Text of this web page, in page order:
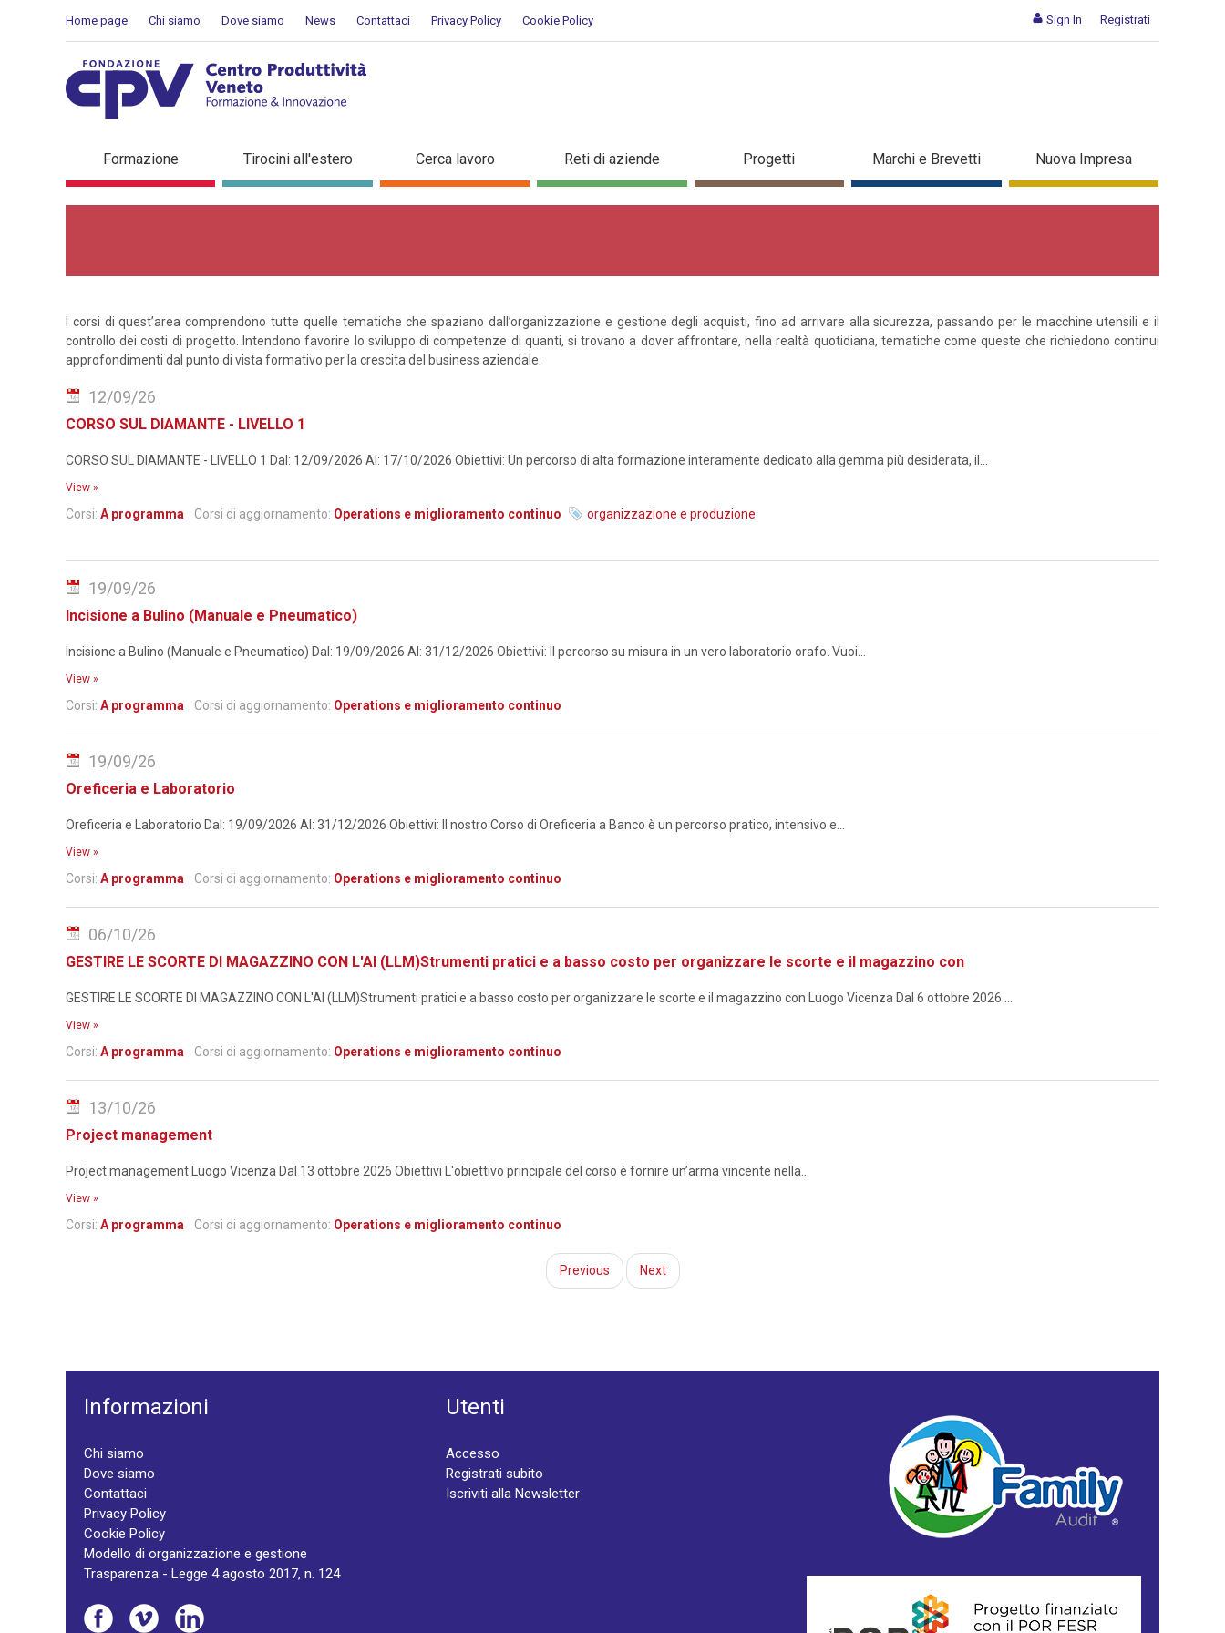
Sign In Registrati
Home page Chi siamo Dove siamo News Contattaci Privacy Policy Cookie Policy
Operations
Formazione Tirocini all'estero Cerca lavoro Reti di aziende Progetti Marchi e Brevetti Nuova Impresa
I corsi di quest’area comprendono tutte quelle tematiche che spaziano dall’organizzazione e gestione degli acquisti, fino ad arrivare alla sicurezza, passando per le macchine utensili e il
controllo dei costi di progetto. Intendono favorire lo sviluppo di competenze di quanti, si trovano a dover affrontare, nella realtà quotidiana, tematiche come queste che richiedono continui
approfondimenti dal punto di vista formativo per la crescita del business aziendale.
CORSO SUL DIAMANTE - LIVELLO 1
CORSO SUL DIAMANTE - LIVELLO 1 Dal: 12/09/2026 Al: 17/10/2026 Obiettivi: Un percorso di alta formazione interamente dedicato alla gemma più desiderata, il...
View »
Corsi: A programma Corsi di aggiornamento: Operations e miglioramento continuo
12/09/26
organizzazione e produzione
Incisione a Bulino (Manuale e Pneumatico)
Incisione a Bulino (Manuale e Pneumatico) Dal: 19/09/2026 Al: 31/12/2026 Obiettivi: Il percorso su misura in un vero laboratorio orafo. Vuoi...
View »
Corsi: A programma Corsi di aggiornamento: Operations e miglioramento continuo
19/09/26
Oreficeria e Laboratorio
Oreficeria e Laboratorio Dal: 19/09/2026 Al: 31/12/2026 Obiettivi: Il nostro Corso di Oreficeria a Banco è un percorso pratico, intensivo e...
View »
Corsi: A programma Corsi di aggiornamento: Operations e miglioramento continuo
19/09/26
GESTIRE LE SCORTE DI MAGAZZINO CON L'AI (LLM)Strumenti pratici e a basso costo per organizzare le scorte e il magazzino con
GESTIRE LE SCORTE DI MAGAZZINO CON L'AI (LLM)Strumenti pratici e a basso costo per organizzare le scorte e il magazzino con Luogo Vicenza Dal 6 ottobre 2026 ...
View »
Corsi: A programma Corsi di aggiornamento: Operations e miglioramento continuo
06/10/26
Project management
Project management Luogo Vicenza Dal 13 ottobre 2026 Obiettivi L'obiettivo principale del corso è fornire un’arma vincente nella...
View »
Corsi: A programma Corsi di aggiornamento: Operations e miglioramento continuo
13/10/26
Previous Next
Informazioni
Chi siamo
Dove siamo
Contattaci
Privacy Policy
Cookie Policy
Modello di organizzazione e gestione
Trasparenza - Legge 4 agosto 2017, n. 124
Utenti
Accesso
Registrati subito
Iscriviti alla Newsletter